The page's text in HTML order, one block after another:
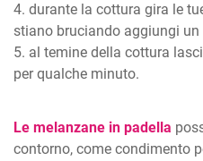
durante la cottura gira le
stiano bruciando aggiungi un
al temine della cottura
per qualche minuto.
Le melanzane in padella
contorno, come condimento